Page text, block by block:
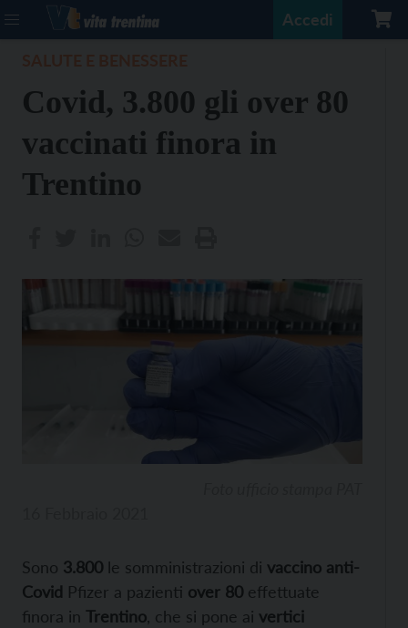
Accedi
Covid, 3.800 gli over 80
vaccinati finora in
Trentino
Sono 3.800 le somministrazioni di vaccino anti-
Covid Pfizer a pazienti over 80 effettuate
finora in Trentino , che si pone ai vertici